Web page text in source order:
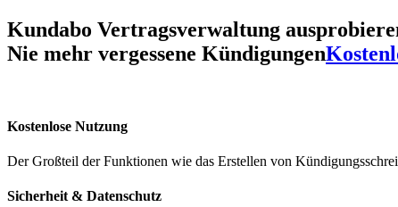
Kundabo Vertragsverwaltung
Nie mehr vergessene Kündigungen
Kostenlose Nutzung
Der Großteil der Funktionen wie das Erstellen von
Sicherheit & Datenschutz